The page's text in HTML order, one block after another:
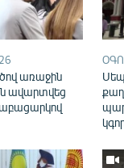
առաջին
ավարտվեց